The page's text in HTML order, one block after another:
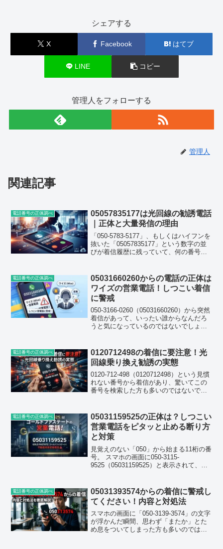
シェアする
X Facebook はてブ
LINE コピー
管理人をフォローする
管理人
関連記事
電話番号の正体調べ
05057835177は光回線の勧誘電話
｜正体と大量発信の理由
「050-5783-5177」、もしくはハイフンを
抜いた「05057835177」という数字の並
びが着信履歴に残っていて、何の番号か
固定電話にも、同じ番号から短期間に
何...
電話番号の正体調べ
05031660260からの電話の正体は
ワイズの営業電話！しつこい着信
に警戒
050-3166-0260（05031660260）から突然
着信があって、いったい誰からなんだろ
うと気になっているのではないでしょう
かかってくる」という声を聞きまし
た。...
電話番号の正体調べ
0120712498の着信に要注意！光
回線乗り換え勧誘の実態
0120-712-498（0120712498）という見慣
れない番号から着信があり、驚いてこの
番号を検索した方も多いのではないでし
なり強引な電話勧誘である可能性が高い
番...
電話番号の正体調べ
05031159525の正体は？しつこい
営業電話をピタッと止める断り方
と対策
見覚えのない「050」から始まる11桁の番
号。 スマホの画面に050-3115-
9525（05031159525）と表示されて、出
ールドファステートという会社からの、
マ...
電話番号の正体調べ
05031393574からの着信に警戒し
てください！内容と対処法
スマホの画面に「050-3139-3574」の文字
が浮かんだ瞬間、思わず「またか」とた
め息をついてしまった方も多いのではな